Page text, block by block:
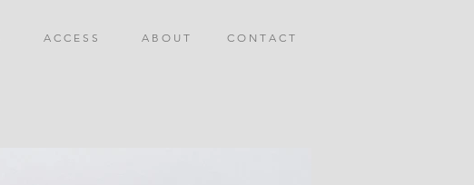
A C C E S S A B O U T C O N T A C T